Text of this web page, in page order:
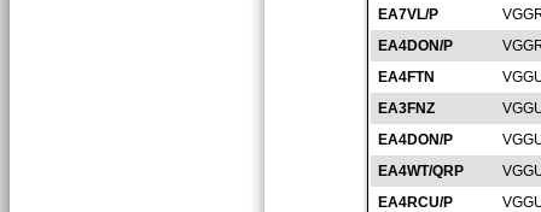
EA7VL/P
EA4DON/P
EA4FTN
EA3FNZ
EA4DON/P
EA4WT/QRP
EA4RCU/P